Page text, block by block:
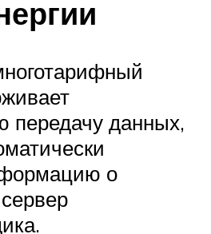
передачу данных,
о